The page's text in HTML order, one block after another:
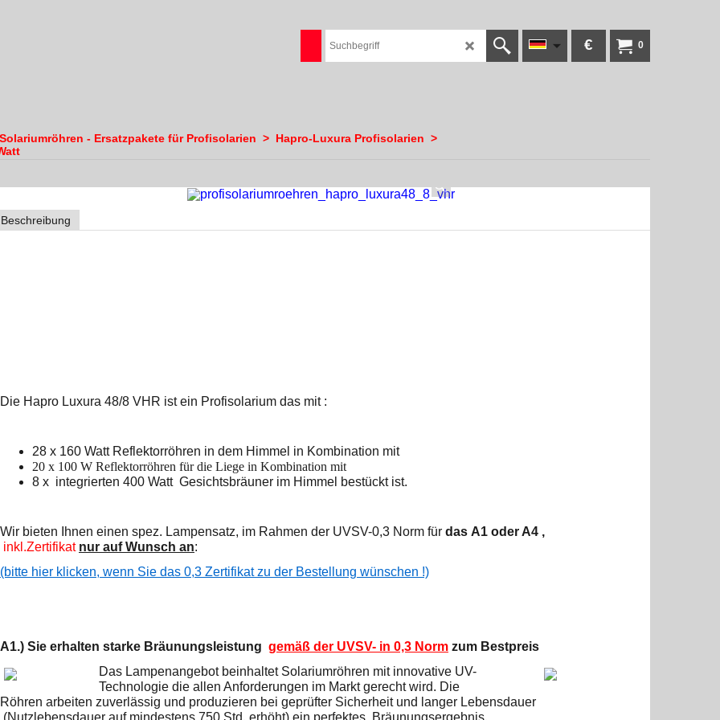
0
€
- Ersatzpakete für Profisolarien > Hapro-Luxura Profisolarien >
Beschreibung
Die Hapro Luxura 48/8 VHR ist ein Profisolarium das mit :
28 x 160 Watt Reflektorröhren in dem Himmel in Kombination mit
20 x 100 W Reflektorröhren für die Liege in Kombination mit
8 x integrierten 400 Watt Gesichtsbräuner im Himmel bestückt ist.
Wir bieten Ihnen einen spez. Lampensatz, im Rahmen der UVSV-0,3 Norm für das A1 oder A4 ,
inkl.Zertifikat nur auf Wunsch an:
(bitte hier klicken, wenn Sie das 0,3 Zertifikat zu der Bestellung wünschen !)
A1.) Sie erhalten starke Bräunungsleistung gemäß der UVSV- in 0,3 Norm zum Bestpreis
Das Lampenangebot beinhaltet Solariumröhren mit innovative UV-
Technologie die allen Anforderungen im Markt gerecht wird. Die
Röhren arbeiten zuverlässig und produzieren bei geprüfter Sicherheit und langer Lebensdauer